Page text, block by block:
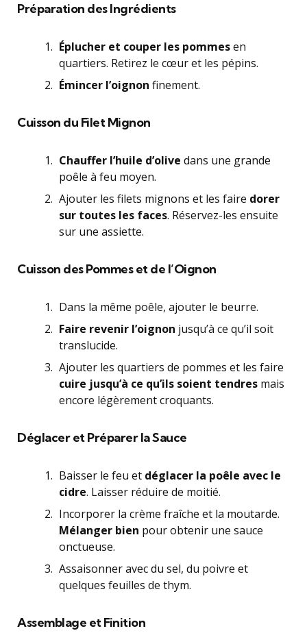
Préparation des Ingrédients
Éplucher et couper les pommesen
quartiers. Retirez le cœur et les pépins.
Émincer l’oignon finement.
Cuisson du Filet Mignon
Chauffer l’huile d’olive dans une grande
poêle à feu moyen.
Ajouter les filets mignons et les faire dorer
sur toutes les faces. Réservez-les ensuite
sur une assiette.
Cuisson des Pommes et de l’Oignon
Dans la même poêle, ajouter le beurre.
Faire revenir l’oignon jusqu’à ce qu’il soit
translucide.
Ajouter les quartiers de pommes et les faire
cuire jusqu’à ce qu’ils soient tendres mais
encore légèrement croquants.
Déglacer et Préparer la Sauce
Baisser le feu et déglacer la poêle avec le
cidre. Laisser réduire de moitié.
Incorporer la crème fraîche et la moutarde.
Mélanger bien pour obtenir une sauce
onctueuse.
Assaisonner avec du sel, du poivre et
quelques feuilles de thym.
Assemblage et Finition